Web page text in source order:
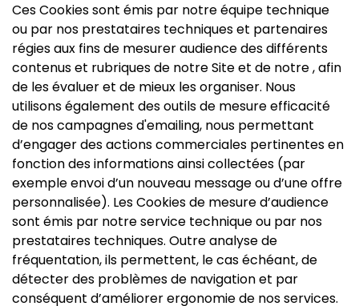
Ces Cookies sont émis par notre équipe technique
ou par nos prestataires techniques et partenaires
régies aux fins de mesurer audience des différents
contenus et rubriques de notre Site et de notre , afin
de les évaluer et de mieux les organiser. Nous
utilisons également des outils de mesure efficacité
de nos campagnes d'emailing, nous permettant
d’engager des actions commerciales pertinentes en
fonction des informations ainsi collectées (par
exemple envoi d’un nouveau message ou d’une offre
personnalisée). Les Cookies de mesure d’audience
sont émis par notre service technique ou par nos
prestataires techniques. Outre analyse de
fréquentation, ils permettent, le cas échéant, de
détecter des problèmes de navigation et par
conséquent d’améliorer ergonomie de nos services.